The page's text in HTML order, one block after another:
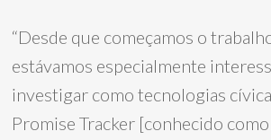
“Desde que começamos o
estávamos especialmente
investigar como tecnologias
Promise Tracker [conhecido